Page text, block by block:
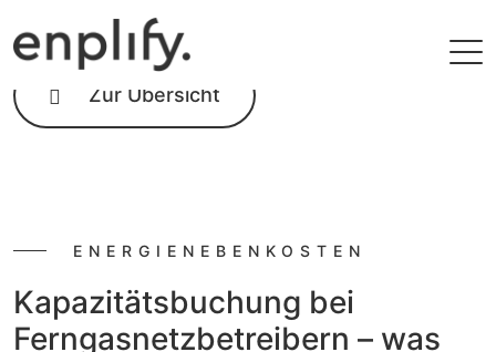
Zur Übersicht
ENERGIENEBENKOSTEN
Kapazitätsbuchung bei
Ferngasnetzbetreibern – was